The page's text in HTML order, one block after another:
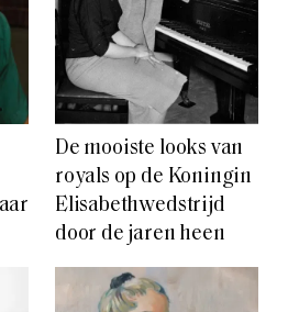
De mooiste looks van
royals op de Koningin
Elisabethwedstrijd
door de jaren heen